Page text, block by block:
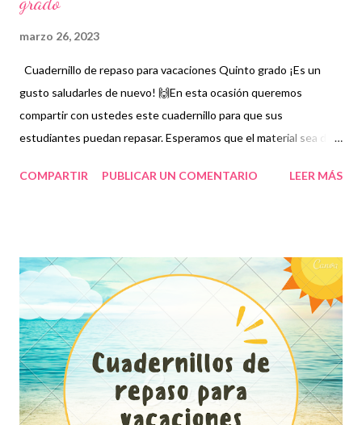
marzo 26, 2023
Cuadernillo de repaso para vacaciones Quinto grado ¡Es un
gusto saludarles de nuevo! 🙌En esta ocasión queremos
compartir con ustedes este cuadernillo para que sus
estudiantes puedan repasar. Esperamos que el material sea de
representan una opción más para fortalecer los aprendizajes de
herramientas para no olvidar lo estudiado en las clases dado
que, en ocasiones, al estar varios días sin hacer tareas o trabajos
los niños suelen olvidar algunas cuestiones. Es importante
mencionar que en el repaso se recomienda incluir aquellos
temas que observen como de mayor complejidad pues es en
donde se debe prestar más atención tanto por parte de
docentes como por parte de alumnos. Por tanto, en un repaso
COMPARTIR PUBLICAR UN COMENTARIO LEER MÁS